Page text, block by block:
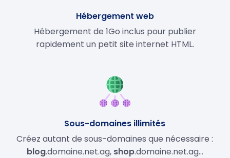
Hébergement web
Hébergement de 1Go inclus pour publier
rapidement un petit site internet HTML.
Sous-domaines illimités
Créez autant de sous-domaines que nécessaire :
blog.domaine.net.ag, shop.domaine.net.ag…